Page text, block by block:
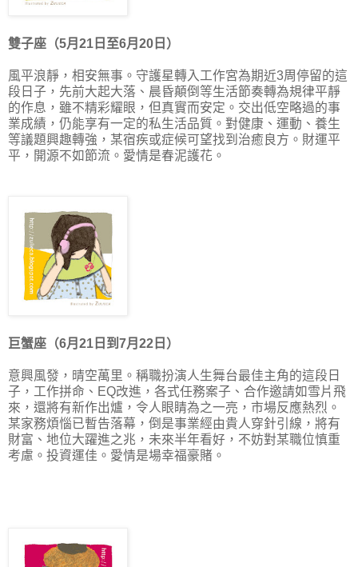
雙子座（5月21日至6月20日）
風平浪靜，相安無事。守護星轉入工作宮為期近3周停留的這
段日子，先前大起大落、晨昏顛倒等生活節奏轉為規律平靜
的作息，雖不精彩耀眼，但真實而安定。交出低空略過的事
業成績，仍能享有一定的私生活品質。對健康、運動、養生
等議題興趣轉強，某宿疾或症候可望找到治癒良方。財運平
平，開源不如節流。愛情是春泥護花。
巨蟹座（6月21日到7月22日）
意興風發，晴空萬里。稱職扮演人生舞台最佳主角的這段日
子，工作拼命、EQ改進，各式任務案子、合作邀請如雪片飛
來，還將有新作出爐，令人眼睛為之一亮，市場反應熱烈。
某家務煩惱已暫告落幕，倒是事業經由貴人穿針引線，將有
財富、地位大躍進之兆，未來半年看好，不妨對某職位慎重
考慮。投資運佳。愛情是場幸福豪賭。